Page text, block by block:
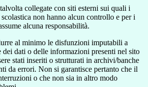
collegate con siti esterni sui quali i
non hanno alcun controllo e per i
alcuna responsabilità.
al minimo le disfunzioni imputabili a
dei dati o delle informazioni presenti nel sito
stati inseriti o strutturati in archivi/banche
da errori. Non si garantisce pertanto che il
o che non sia in altro modo